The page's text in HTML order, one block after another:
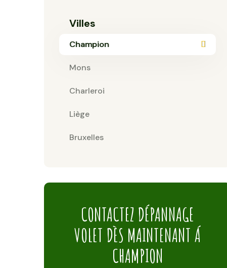
Villes
Champion
Mons
Charleroi
Liège
Bruxelles
CONTACTEZ DÉPANNAGE
VOLET DÈS MAINTENANT Á
CHAMPION